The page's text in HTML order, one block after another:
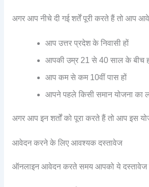
अगर आप नीचे दी गई शर्तें पूरी करते हैं तो आप
आप उत्तर प्रदेश के निवासी हों
आपकी उम्र 21 से 40 साल के बीच
आप कम से कम 10वीं पास हों
आपने पहले किसी समान योजना का
अगर आप इन शर्तों को पूरा करते हैं तो आप इस
आवेदन करने के लिए आवश्यक दस्तावेज
ऑनलाइन आवेदन करते समय आपको ये दस्तावेज